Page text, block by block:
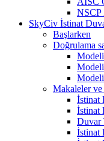
NSCP
SkyCiv İstinat
Başlarken
Doğrulama
Makaleler
İstinat
İstinat
Duvar
İstinat